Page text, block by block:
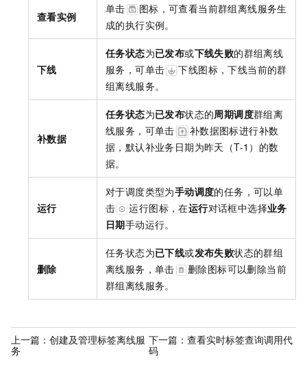
查看实例
单击
图标，可查看当前群组离线服务生
成的执行实例。
下线
任务状态为已发布或下线失败的群组离线
服务，可单击
下线图标，下线当前的群
组离线服务。
补数据
任务状态为已发布状态的周期调度群组离
线服务，可单击
补数据图标进行补数
据，默认补业务日期为昨天（T-1）的数
据。
运行
对于调度类型为手动调度的任务，可以单
击
运行图标，在运行对话框中选择业务
日期手动运行。
删除
任务状态为已下线或发布失败状态的群组
离线服务，单击
删除图标可以删除当前
群组离线服务。
上一篇： 创建及管理标签离线服
务
下一篇：查看实时标签查询调用代
码